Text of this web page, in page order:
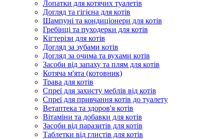
Лопатки для котячих туалетів
Догляд та гігієна для котів
Шампуні та кондиціонери для котів
Гребінці та пуходерки для котів
Кігтерізи для котів
Догляд за зубами котів
Догляд за очима та вухами котів
Засоби від запаху та плям для котів
Котяча м'ята (котовник)
Трава для котів
Спреї для захисту меблів від котів
Спреї для привчання котів до туалету
Ветаптека та здоров'я котів
Вітаміни та добавки для котів
Засоби від паразитів для котів
Таблетки від глистів для котів